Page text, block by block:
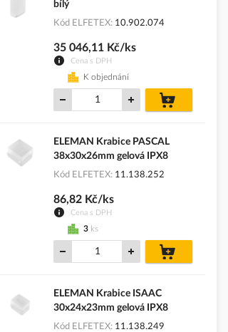
bílý
Kód ELFETEX 10.902.074
Cena s DPH
35 046,11 Kč/ks
K objednání
košíku
ELEMAN Krabice PASCAL
38x30x26mm gelová IPX8
Kód ELFETEX 11.138.252
Cena s DPH
86,82 Kč/ks
3 ks
košíku
ELEMAN Krabice ISAAC
30x24x23mm gelová IPX8
Kód ELFETEX 11.138.249